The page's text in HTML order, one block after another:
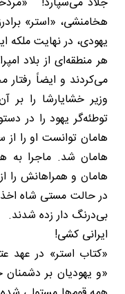
هخامنشی، «استر»
یهودی، در نهایت ملکه
هر منطقه‌ای از بلاد
می‌کردند و ایضاً
وزیر خشایارشا را
توطئه‌گر یهود را در
هامان توانست او را
هامان شد. ماجرا به
هامان و همراهانش را
بی‌درنگ دار زده شدند.
ایرانی کشی!
«کتاب استر» در عهد
«و یهودیان بر